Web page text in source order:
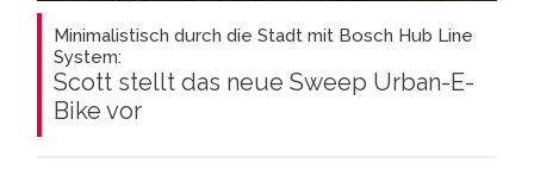
Minimalistisch durch die Stadt mit Bosch Hub Line
System:
Scott stellt das neue Sweep Urban-E-
Bike vor